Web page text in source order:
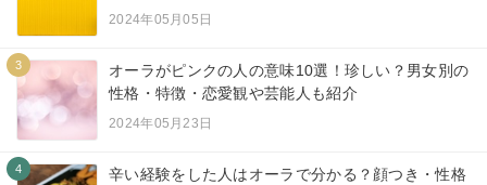
2024年05月05日
3
オーラがピンクの人の意味10選！珍しい？男女別の
性格・特徴・恋愛観や芸能人も紹介
2024年05月23日
4
辛い経験をした人はオーラで分かる？顔つき・性格